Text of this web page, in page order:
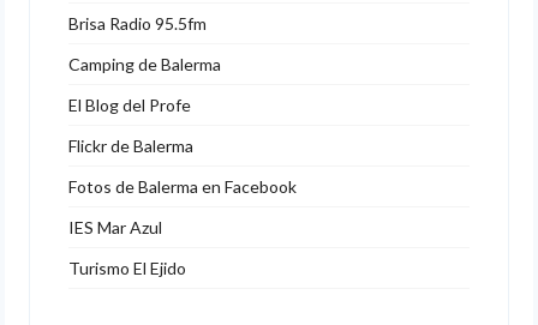
Brisa Radio 95.5fm
Camping de Balerma
El Blog del Profe
Flickr de Balerma
Fotos de Balerma en Facebook
IES Mar Azul
Turismo El Ejido